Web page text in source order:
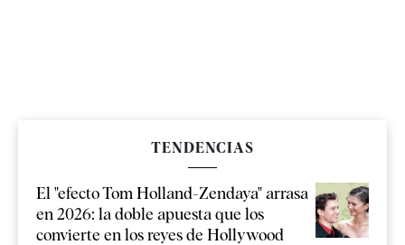
TENDENCIAS
El "efecto Tom Holland-Zendaya" arrasa
en 2026: la doble apuesta que los
convierte en los reyes de Hollywood